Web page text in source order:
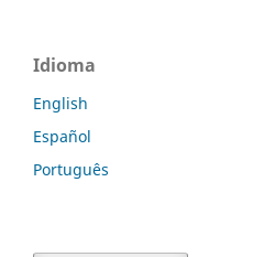
Idioma
English
Español
Português